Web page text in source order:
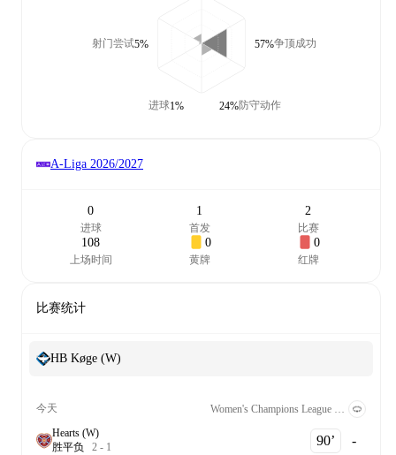
射门尝试5%
进球1%
争顶成功
57%
防守动作
24%
A-Liga 2026/2027
0
进球
1
首发
2
比赛
108
上场时间
0
黄牌
0
红牌
比赛统计
HB Køge (W)
今天
Hearts (W)
胜平负 2 - 1 90‎’‎ -